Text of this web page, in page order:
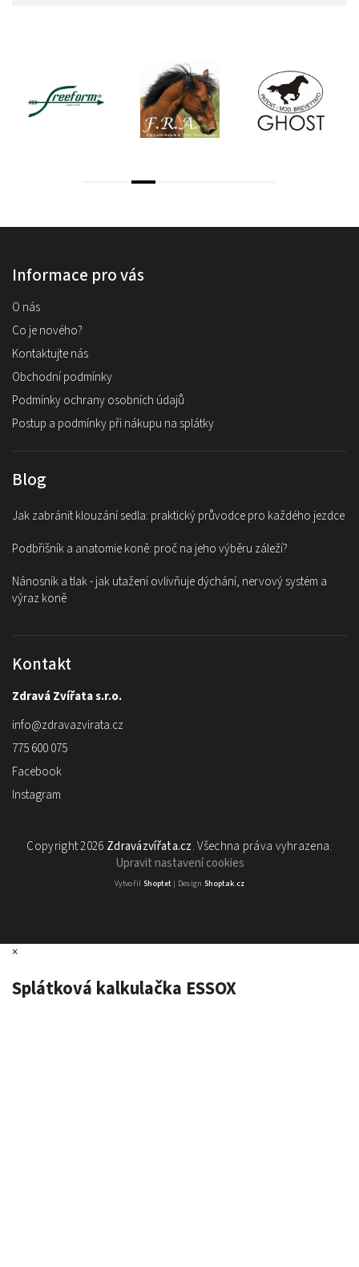
Informace pro vás
O nás
Co je nového?
Kontaktujte nás
Obchodní podmínky
Podmínky ochrany osobních údajů
Postup a podmínky při nákupu na splátky
Blog
Jak zabránit klouzání sedla: praktický průvodce pro každého jezdce
Podbřišník a anatomie koně: proč na jeho výběru záleží?
Nánosník a tlak - jak utažení ovlivňuje dýchání, nervový systém a
výraz koně
Kontakt
Zdravá Zvířata s.r.o.
info@zdravazvirata.cz
775 600 075
Facebook
Instagram
Copyright 2026 Zdravázvířata.cz. Všechna práva vyhrazena.
Upravit nastavení cookies
Vytvořil Shoptet| Design Shoptak.cz
×
Splátková kalkulačka ESSOX